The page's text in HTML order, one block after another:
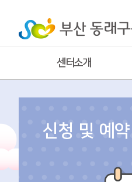
센터소개
신청 및 예약